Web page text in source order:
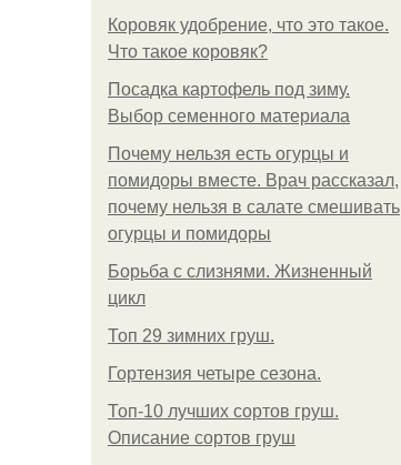
Коровяк удобрение, что это такое.
Что такое коровяк?
Посадка картофель под зиму.
Выбор семенного материала
Почему нельзя есть огурцы и
помидоры вместе. Врач рассказал,
почему нельзя в салате смешивать
огурцы и помидоры
Борьба с слизнями. Жизненный
цикл
Топ 29 зимних груш.
Гортензия четыре сезона.
Топ-10 лучших сортов груш.
Описание сортов груш